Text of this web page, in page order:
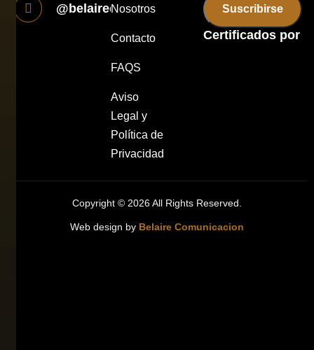
@belairecomunicacion
Nosotros
Contacto
FAQS
Aviso
Legal y
Política de
Privacidad
Suscribirse
Certificados por
Copyright © 2026 All Rights Reserved.
Web design by Belaire Comunicacion